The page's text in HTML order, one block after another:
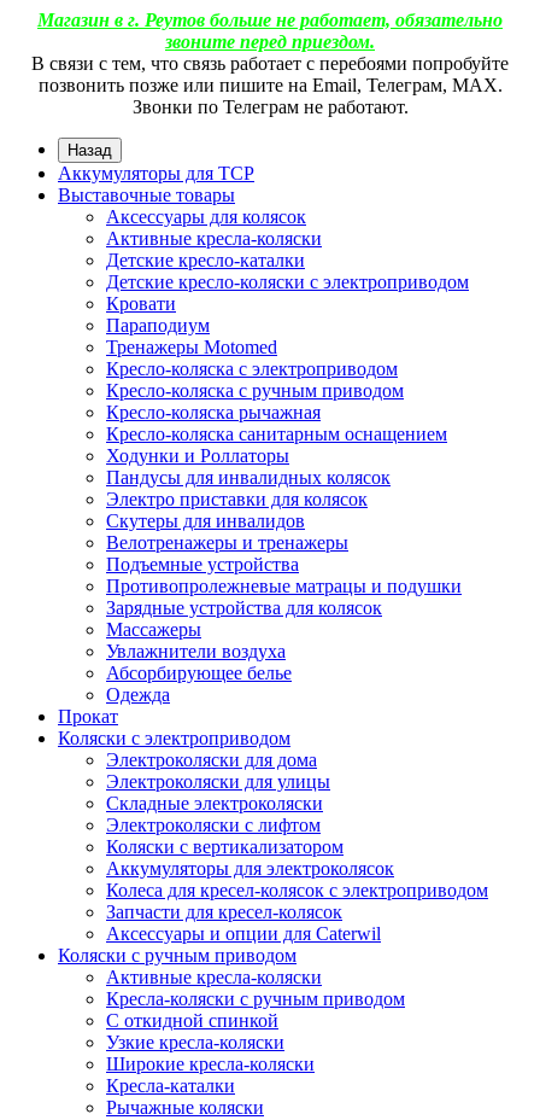
Магазин в г. Реутов больше не работает, обязательно
звоните перед приездом.
В связи с тем, что связь работает с перебоями попробуйте
позвонить позже или пишите на Email, Телеграм, МАХ.
Звонки по Телеграм не работают.
Назад
Аккумуляторы для ТСР
Выставочные товары
Аксессуары для колясок
Активные кресла-коляски
Детские кресло-каталки
Детские кресло-коляски с электроприводом
Кровати
Параподиум
Тренажеры Motomed
Кресло-коляска с электроприводом
Кресло-коляска с ручным приводом
Кресло-коляска рычажная
Кресло-коляска санитарным оснащением
Ходунки и Роллаторы
Пандусы для инвалидных колясок
Электро приставки для колясок
Скутеры для инвалидов
Велотренажеры и тренажеры
Подъемные устройства
Противопролежневые матрацы и подушки
Зарядные устройства для колясок
Массажеры
Увлажнители воздуха
Абсорбирующее белье
Одежда
Прокат
Коляски с электроприводом
Электроколяски для дома
Электроколяски для улицы
Складные электроколяски
Электроколяски с лифтом
Коляски с вертикализатором
Аккумуляторы для электроколясок
Колеса для кресел-колясок с электроприводом
Запчасти для кресел-колясок
Аксессуары и опции для Caterwil
Коляски с ручным приводом
Активные кресла-коляски
Кресла-коляски с ручным приводом
С откидной спинкой
Узкие кресла-коляски
Широкие кресла-коляски
Кресла-каталки
Рычажные коляски